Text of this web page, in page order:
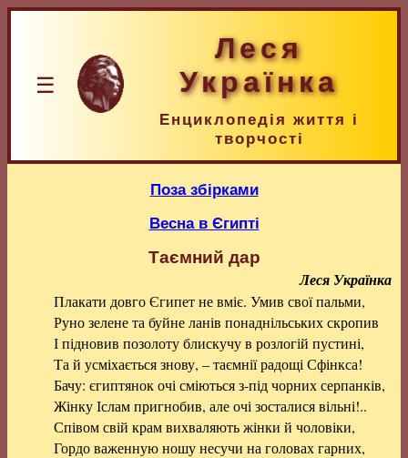
☰
Леся
Українка
Енциклопедія життя і
творчості
Поза збірками
Весна в Єгипті
Таємний дар
Леся Українка
Плакати довго Єгипет не вміє. Умив свої пальми,
Руно зелене та буйне ланів понаднільських скропив
І підновив позолоту блискучу в розлогій пустині,
Та й усміхається знову, – таємнії радощі Сфінкса!
Бачу: єгиптянок очі сміються з-під чорних серпанків,
Жінку Іслам пригнобив, але очі зосталися вільні!..
Співом свій крам вихваляють жінки й чоловіки,
Гордо важенную ношу несучи на головах гарних,